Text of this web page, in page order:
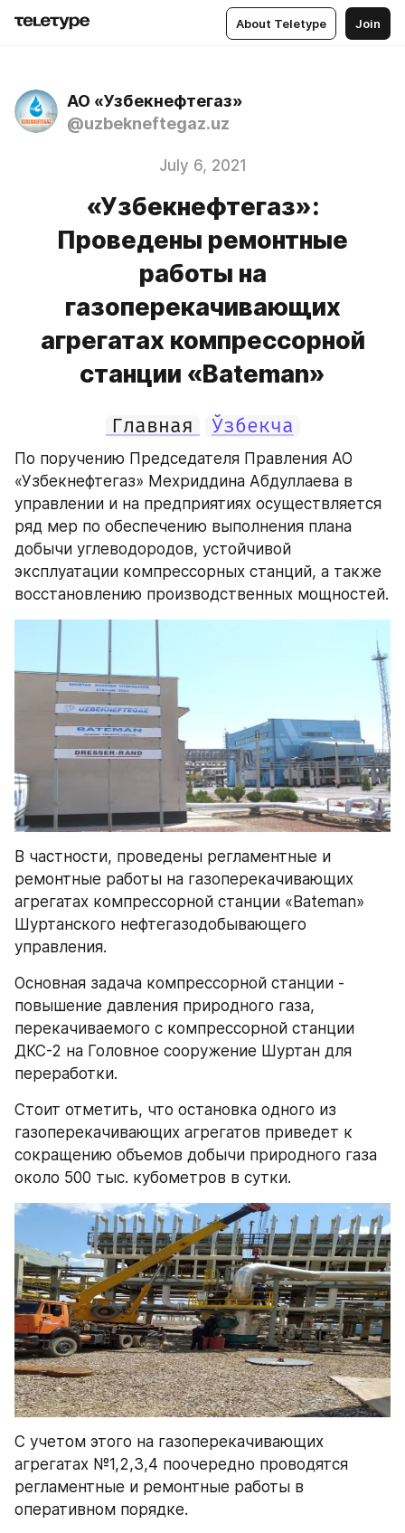
About Teletype Join
АО «Узбекнефтегаз»
@uzbekneftegaz.uz
July 6, 2021
«Узбекнефтегаз»:
Проведены ремонтные
работы на
газоперекачивающих
агрегатах компрессорной
станции «Bateman»
Главная Ўзбекча
По поручению Председателя Правления АО
«Узбекнефтегаз» Мехриддина Абдуллаева в
управлении и на предприятиях осуществляется
ряд мер по обеспечению выполнения плана
добычи углеводородов, устойчивой
эксплуатации компрессорных станций, а также
восстановлению производственных мощностей.
В частности, проведены регламентные и
ремонтные работы на газоперекачивающих
агрегатах компрессорной станции «Bateman»
Шуртанского нефтегазодобывающего
управления.
Основная задача компрессорной станции -
повышение давления природного газа,
перекачиваемого с компрессорной станции
ДКС-2 на Головное сооружение Шуртан для
переработки.
Стоит отметить, что остановка одного из
газоперекачивающих агрегатов приведет к
сокращению объемов добычи природного газа
около 500 тыс. кубометров в сутки.
С учетом этого на газоперекачивающих
агрегатах №1,2,3,4 поочередно проводятся
регламентные и ремонтные работы в
оперативном порядке.